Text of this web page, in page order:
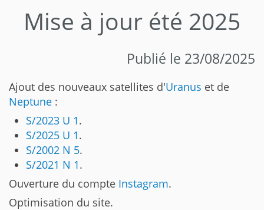
Mise à jour été 2025
Publié le 23/08/2025
Ajout des nouveaux satellites d'Uranus et de
Neptune :
S/2023 U 1.
S/2025 U 1.
S/2002 N 5.
S/2021 N 1.
Ouverture du compte Instagram.
Optimisation du site.